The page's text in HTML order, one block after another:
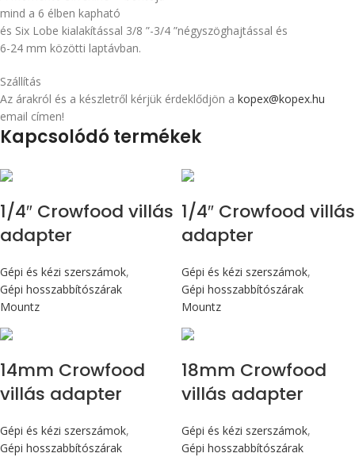
mind a 6 élben kapható
és Six Lobe kialakítással 3/8 ”-3/4 ”négyszöghajtással és
6-24 mm közötti laptávban.
Szállítás
Az árakról és a készletről kérjük érdeklődjön a kopex@kopex.hu
email címen!
Kapcsolódó termékek
1/4″ Crowfood villás
adapter
Gépi és kézi szerszámok,
Gépi hosszabbítószárak
Mountz
1/4″ Crowfood villás
adapter
Gépi és kézi szerszámok,
Gépi hosszabbítószárak
Mountz
14mm Crowfood
villás adapter
Gépi és kézi szerszámok,
Gépi hosszabbítószárak
18mm Crowfood
villás adapter
Gépi és kézi szerszámok,
Gépi hosszabbítószárak